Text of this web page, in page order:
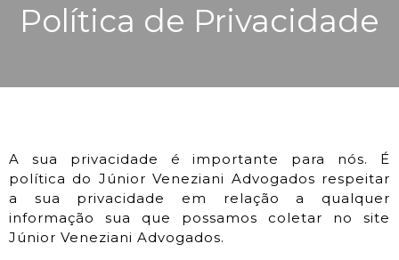
Política de Privacidade
A sua privacidade é importante para nós. É
política do Júnior Veneziani Advogados respeitar
a sua privacidade em relação a qualquer
informação sua que possamos coletar no site
Júnior Veneziani Advogados.